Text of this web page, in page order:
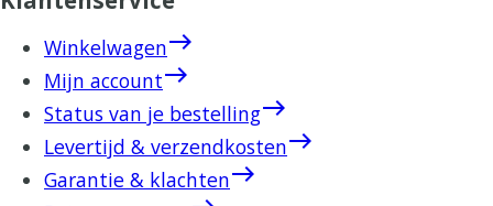
Winkelwageneast
Mijn accounteast
Status van je bestellingeast
Levertijd & verzendkosteneast
Garantie & klachteneast